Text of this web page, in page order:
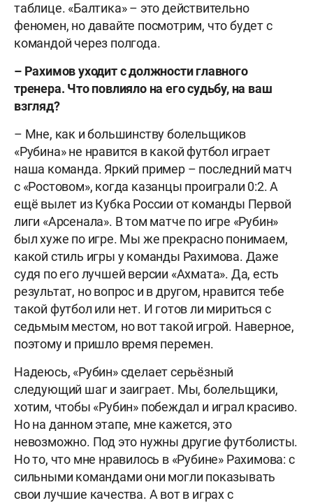
таблице. «Балтика» – это действительно
феномен, но давайте посмотрим, что будет с
командой через полгода.
– Рахимов уходит с должности главного
тренера. Что повлияло на его судьбу, на ваш
взгляд?
– Мне, как и большинству болельщиков
«Рубина» не нравится в какой футбол играет
наша команда. Яркий пример – последний матч
с «Ростовом», когда казанцы проиграли 0:2. А
ещё вылет из Кубка России от команды Первой
лиги «Арсенала». В том матче по игре «Рубин»
был хуже по игре. Мы же прекрасно понимаем,
какой стиль игры у команды Рахимова. Даже
судя по его лучшей версии «Ахмата». Да, есть
результат, но вопрос и в другом, нравится тебе
такой футбол или нет. И готов ли мириться с
седьмым местом, но вот такой игрой. Наверное,
поэтому и пришло время перемен.
Надеюсь, «Рубин» сделает серьёзный
следующий шаг и заиграет. Мы, болельщики,
хотим, чтобы «Рубин» побеждал и играл красиво.
Но на данном этапе, мне кажется, это
невозможно. Под это нужны другие футболисты.
Но то, что мне нравилось в «Рубине» Рахимова: с
сильными командами они могли показывать
свои лучшие качества. А вот в играх с